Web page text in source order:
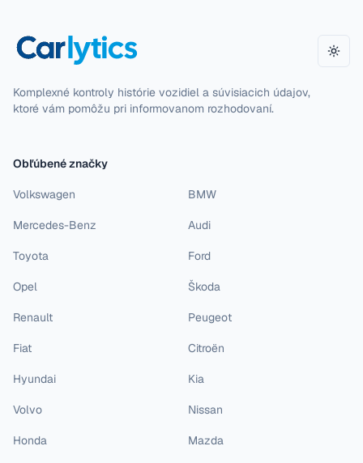
Komplexné kontroly histórie vozidiel a súvisiacich údajov,
ktoré vám pomôžu pri informovanom rozhodovaní.
Obľúbené značky
Volkswagen BMW
Mercedes-Benz Audi
Toyota Ford
Opel Škoda
Renault Peugeot
Fiat Citroën
Hyundai Kia
Volvo Nissan
Honda Mazda